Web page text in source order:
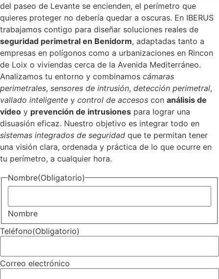
del paseo de Levante se encienden, el perímetro que
quieres proteger no debería quedar a oscuras. En IBERUS
trabajamos contigo para diseñar soluciones reales de
seguridad perimetral en Benidorm, adaptadas tanto a
empresas en polígonos como a urbanizaciones en Rincon
de Loix o viviendas cerca de la Avenida Mediterráneo.
Analizamos tu entorno y combinamos cámaras
perimetrales, sensores de intrusión, detección perimetral,
vallado inteligente y control de accesos con análisis de
vídeo y prevención de intrusiones para lograr una
disuasión eficaz. Nuestro objetivo es integrar todo en
sistemas integrados de seguridad que te permitan tener
una visión clara, ordenada y práctica de lo que ocurre en
tu perímetro, a cualquier hora.
Nombre(Obligatorio)
Nombre
Teléfono(Obligatorio)
Correo electrónico